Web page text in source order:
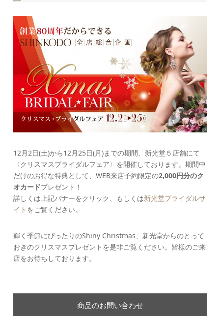
12月2日(土)から12月25日(月)までの期間、新光堂５店舗にて
〈クリスマスブライダルフェア〉を開催しております。期間中
だけのお得な特典として、WEB来店予約限定の2,000円分のク
オカードプレゼント！
詳しくは上記バナーをクリック、もしくは新光堂ブライダルサ
イト をご覧ください。
輝く季節にぴったりのShiny Christmas、新光堂からのとって
おきのクリスマスプレゼントを是非ご覧ください。皆様のご来
店をお待ちしております。
商品のお問い合わせ